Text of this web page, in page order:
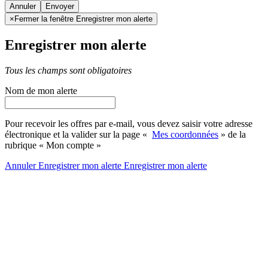
Annuler
× Fermer la fenêtre Enregistrer mon alerte
Enregistrer mon alerte
Tous les champs sont obligatoires
Nom de mon alerte
Pour recevoir les offres par e-mail, vous devez saisir votre adresse
électronique et la valider sur la page « Mes coordonnées » de la
rubrique « Mon compte »
AnnulerEnregistrer mon alerte Enregistrermon alerte